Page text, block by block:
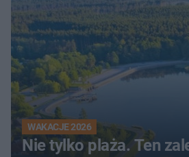
WAKACJE 2026
Nie tylko plaża. Ten